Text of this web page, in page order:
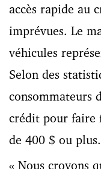
accès rapide au
imprévues. Le
véhicules
Selon des
consommateurs
crédit pour faire
de 400 $ ou
« Nous croyons